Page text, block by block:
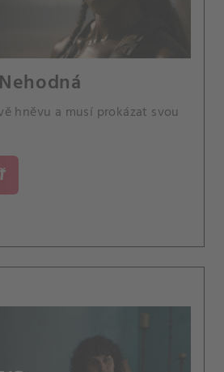
hněvu a musí prokázat svou